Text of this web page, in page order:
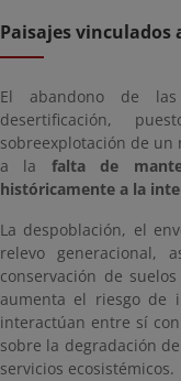
Paisajes
El abandono de
desertificación,
sobreexplotación de
a la falta de
históricamente a la
La despoblación, el
relevo generacional,
conservación de
aumenta el riesgo de
interactúan entre sí
sobre la degradación
servicios ecosistémicos.